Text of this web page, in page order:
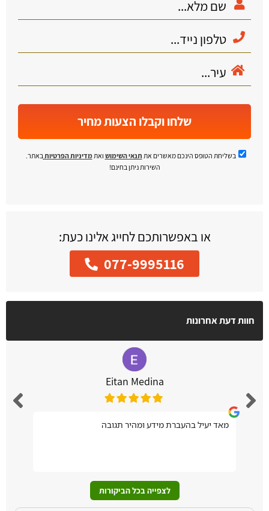
שלחו וקבלו הצעות מחיר
בשליחת הטופס הינכם מאשרים את תנאי השימוש ואתמדיניות הפרטיות באתר.
השירות ניתן בחינם!
או באפשרותכם לחייג אלינו כעת:
077-9995116
חוות דעת אחרונות
Eitan Medina
מאד יעיל בהעברת מידע ומהיר תגובה
לצפייה בכל הביקורות